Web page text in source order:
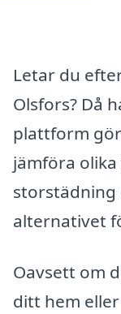
Letar du
Olsfors? Då
plattform
jämföra
storstädning
alternativet
Oavsett om
ditt hem